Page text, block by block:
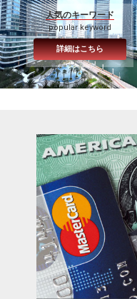
人気のキーワード
popular keyword
詳細はこちら